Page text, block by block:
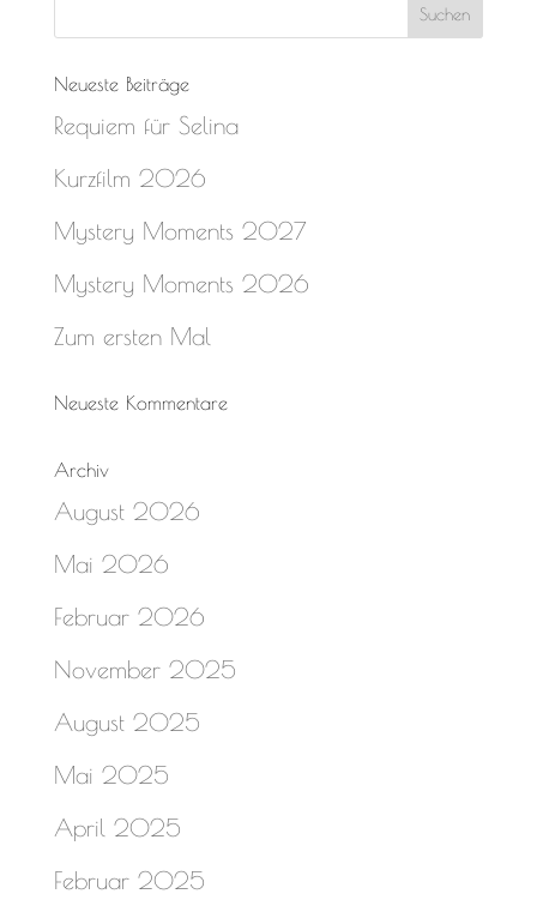
Neueste Beiträge
Requiem für Selina
Kurzfilm 2026
Mystery Moments 2027
Mystery Moments 2026
Zum ersten Mal
Neueste Kommentare
Archiv
August 2026
Mai 2026
Februar 2026
November 2025
August 2025
Mai 2025
April 2025
Februar 2025